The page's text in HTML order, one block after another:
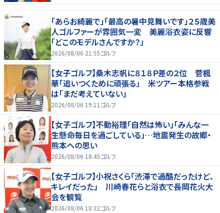
「あらお綺麗で」「最高の暑中見舞いです」２５歳美
人ゴルファーが雰囲気一変 美麗浴衣姿に反響
「どこのモデルさんですか？」
2026/08/06 21:55ゴルフ
【女子ゴルフ】桑木志帆に８１８Ｐ差の２位 菅楓
華「追いつくために頑張る」 米ツアー本格参戦
は「まだ考えていない」
2026/08/06 19:11 ゴルフ
【女子ゴルフ】不動裕理「自然は怖い」「みんな一
生懸命毎日を過ごしている」…地震発生の故郷・
熊本への思い
2026/08/06 18:45ゴルフ
【女子ゴルフ】小祝さくら「渋滞で過酷だったけど、
キレイだった」 川崎春花らと浴衣で長岡花火大
会を観覧
2026/08/06 18:32ゴルフ